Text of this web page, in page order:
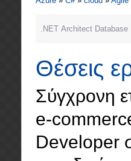
.NET Architect Database
Θέσεις
Σύγχρονη
e-
Developer